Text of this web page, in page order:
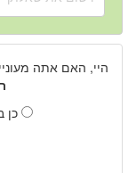
היי, האם אתה
כן